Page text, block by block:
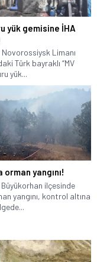
yük gemisine İHA
Novorossiysk Limanı
Türk bayraklı “MV
yük...
orman yangını!
Büyükorhan ilçesinde
yangını, kontrol altına